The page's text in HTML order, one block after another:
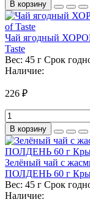
В корзину
Чай ягодный
Taste
Вес: 45 г Срок
Наличие:
226 ₽
В корзину
Зелёный чай с
ПОЛДЕНЬ 60 г
Вес: 45 г Срок
Наличие: